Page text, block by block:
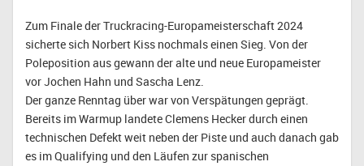
Zum Finale der Truckracing-Europameisterschaft 2024
sicherte sich Norbert Kiss nochmals einen Sieg. Von der
Poleposition aus gewann der alte und neue Europameister
vor Jochen Hahn und Sascha Lenz.
Der ganze Renntag über war von Verspätungen geprägt.
Bereits im Warmup landete Clemens Hecker durch einen
technischen Defekt weit neben der Piste und auch danach gab
es im Qualifying und den Läufen zur spanischen